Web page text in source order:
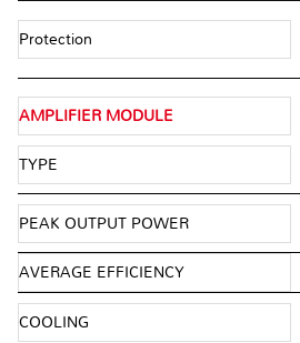
Protection
AMPLIFIER MODULE
TYPE
PEAK OUTPUT POWER
AVERAGE EFFICIENCY
COOLING